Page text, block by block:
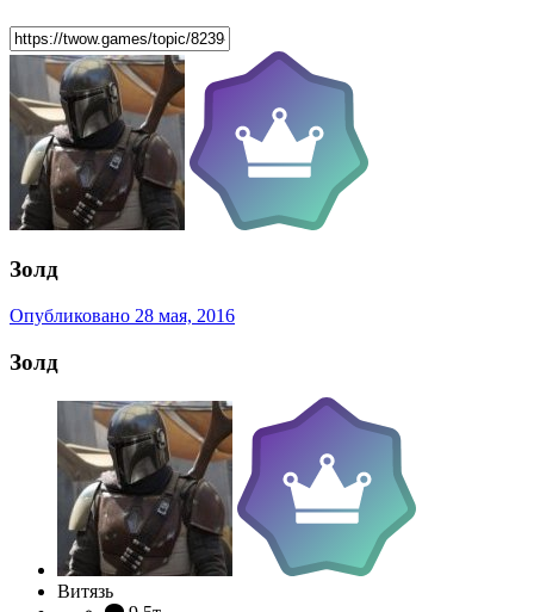
Золд
Опубликовано 28 мая, 2016
Золд
Витязь